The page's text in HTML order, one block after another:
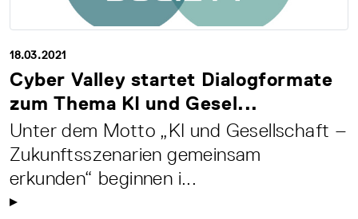
18.03.2021
Cyber Valley startet Dialogformate
zum Thema KI und Gesel...
Unter dem Motto „KI und Gesellschaft –
Zukunftsszenarien gemeinsam
erkunden“ beginnen i...